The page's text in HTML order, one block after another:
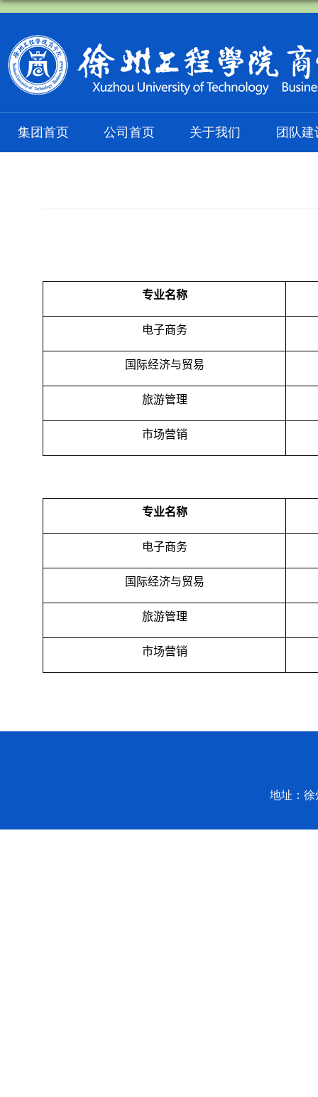
集团首页 公司首页 关于我们 团队建
专业名称
电子商务
国际经济与贸易
旅游管理
市场营销
专业名称
电子商务
国际经济与贸易
旅游管理
市场营销
地址：徐